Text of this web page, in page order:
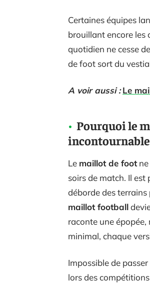
Certaines équipes
brouillant encore les
quotidien ne cesse
de foot sort du
A voir aussi : Le
Pourquoi le
incontournable
Le maillot de footne
soirs de match. Il est
déborde des terrains
maillot football
raconte une épopée,
minimal, chaque
Impossible de
lors des